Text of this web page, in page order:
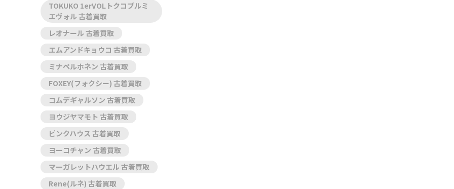
TOKUKO 1erVOLトクコプルミ
エヴォル 古着買取
レオナール 古着買取
エムアンドキョウコ 古着買取
ミナペルホネン 古着買取
FOXEY(フォクシー) 古着買取
コムデギャルソン 古着買取
ヨウジヤマモト 古着買取
ピンクハウス 古着買取
ヨーコチャン 古着買取
マーガレットハウエル 古着買取
Rene(ルネ) 古着買取